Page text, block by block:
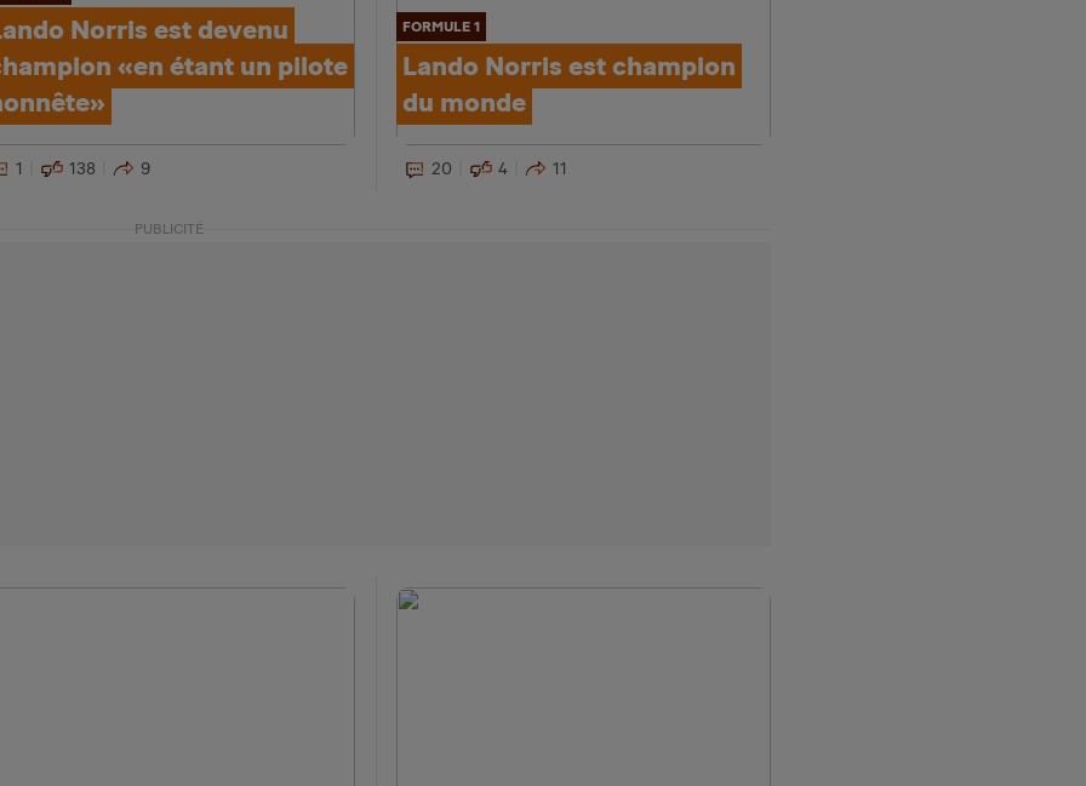
Norris est devenu
«en étant un pilote
1 138 9
FORMULE 1
Lando Norris est champion
du monde
20 4 11
PUBLICITÉ